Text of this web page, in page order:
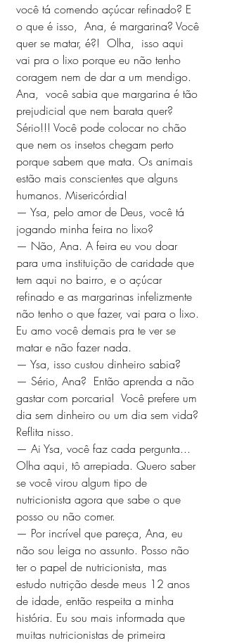
você tá comendo açúcar refinado? E
o que é isso,  Ana, é margarina? Você
quer se matar, é?!  Olha,  isso aqui
vai pra o lixo porque eu não tenho
coragem nem de dar a um mendigo.
Ana,  você sabia que margarina é tão
prejudicial que nem barata quer?
Sério!!! Você pode colocar no chão
que nem os insetos chegam perto
porque sabem que mata. Os animais
estão mais conscientes que alguns
humanos. Misericórdia!
— Ysa, pelo amor de Deus, você tá
jogando minha feira no lixo?
— Não, Ana. A feira eu vou doar
para uma instituição de caridade que
tem aqui no bairro, e o açúcar
refinado e as margarinas infelizmente
não tenho o que fazer, vai para o lixo.
Eu amo você demais pra te ver se
matar e não fazer nada.
— Ysa, isso custou dinheiro sabia?
— Sério, Ana?  Então aprenda a não
gastar com porcaria!  Você prefere um
dia sem dinheiro ou um dia sem vida?
Reflita nisso.
— Ai Ysa, você faz cada pergunta...
Olha aqui, tô arrepiada. Quero saber
se você virou algum tipo de
nutricionista agora que sabe o que
posso ou não comer.
— Por incrível que pareça, Ana, eu
não sou leiga no assunto. Posso não
ter o papel de nutricionista, mas
estudo nutrição desde meus 12 anos
de idade, então respeita a minha
história. Eu sou mais informada que
muitas nutricionistas de primeira